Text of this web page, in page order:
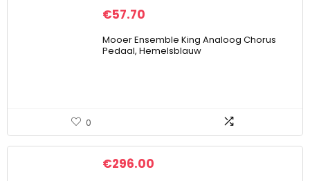
€57.70
Mooer Ensemble King Analoog Chorus
Pedaal, Hemelsblauw
0
€296.00